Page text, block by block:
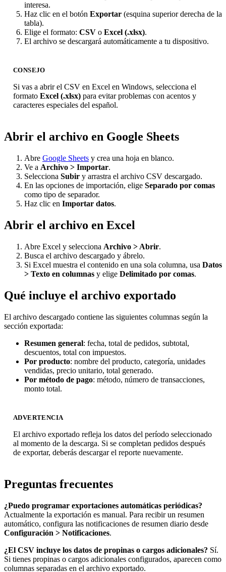
interesa.
Haz clic en el botón Exportar (esquina superior derecha de la
tabla).
Elige el formato: CSV o Excel (.xlsx).
El archivo se descargará automáticamente a tu dispositivo.
CONSEJO
Si vas a abrir el CSV en Excel en Windows, selecciona el
formato Excel (.xlsx) para evitar problemas con acentos y
caracteres especiales del español.
Abrir el archivo en Google Sheets
Abre Google Sheets y crea una hoja en blanco.
Ve a Archivo > Importar.
Selecciona Subir y arrastra el archivo CSV descargado.
En las opciones de importación, elige Separado por comas
como tipo de separador.
Haz clic en Importar datos.
Abrir el archivo en Excel
Abre Excel y selecciona Archivo > Abrir.
Busca el archivo descargado y ábrelo.
Si Excel muestra el contenido en una sola columna, usa Datos
> Texto en columnas y elige Delimitado por comas.
Qué incluye el archivo exportado
El archivo descargado contiene las siguientes columnas según la
sección exportada:
Resumen general: fecha, total de pedidos, subtotal,
descuentos, total con impuestos.
Por producto: nombre del producto, categoría, unidades
vendidas, precio unitario, total generado.
Por método de pago: método, número de transacciones,
monto total.
ADVERTENCIA
El archivo exportado refleja los datos del período seleccionado
al momento de la descarga. Si se completan pedidos después
de exportar, deberás descargar el reporte nuevamente.
Preguntas frecuentes
¿Puedo programar exportaciones automáticas periódicas?
Actualmente la exportación es manual. Para recibir un resumen
automático, configura las notificaciones de resumen diario desde
Configuración > Notificaciones.
¿El CSV incluye los datos de propinas o cargos adicionales? Sí.
Si tienes propinas o cargos adicionales configurados, aparecen como
columnas separadas en el archivo exportado.